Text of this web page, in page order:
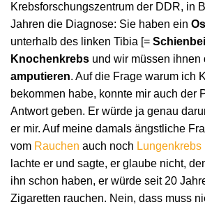
Krebsforschungszentrum der DDR, in
Jahren die Diagnose: Sie haben ein
unterhalb des linken Tibia [=
Knochenkrebs und wir müssen ihnen
amputieren. Auf die Frage warum ich
bekommen habe, konnte mir auch der
Antwort geben. Er würde ja genau
er mir. Auf meine damals ängstliche
vom Rauchen auch noch Lungenkrebs
lachte er und sagte, er glaube nicht,
ihn schon haben, er würde seit 20
Zigaretten rauchen. Nein, dass muss